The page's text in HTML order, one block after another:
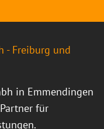
in Emmendingen
für